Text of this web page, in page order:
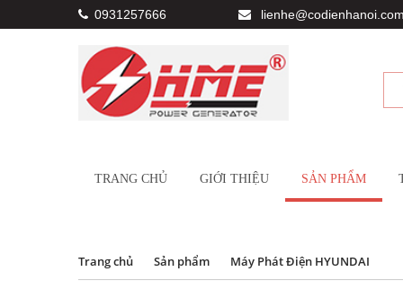
0931257666
TRANG CHỦ GIỚI THIỆU SẢN PHẨM
Trang chủ Sản phẩm Máy Phát Điện HYUNDAI